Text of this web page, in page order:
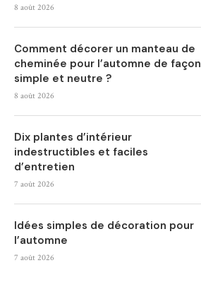
8 août 2026
Comment décorer un manteau de
cheminée pour l’automne de façon
simple et neutre ?
8 août 2026
Dix plantes d’intérieur
indestructibles et faciles
d’entretien
7 août 2026
Idées simples de décoration pour
l’automne
7 août 2026